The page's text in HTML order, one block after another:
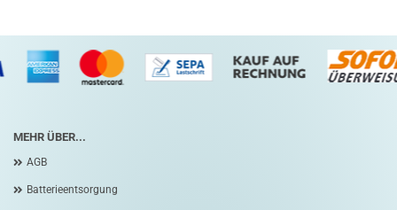
MEHR ÜBER...
AGB
Batterieentsorgung